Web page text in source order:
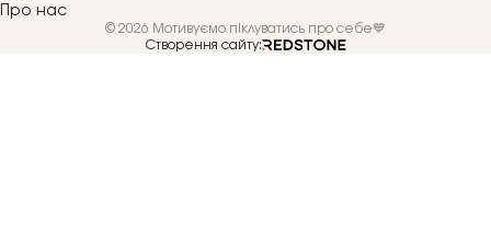
Про нас
© 2026 Мотивуємо піклуватись про себе💙
Створення сайту: